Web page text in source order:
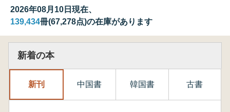
2026年08月10日現在、
139,434冊(67,278点)の在庫があります
新着の本
新刊 中国書 韓国書 古書